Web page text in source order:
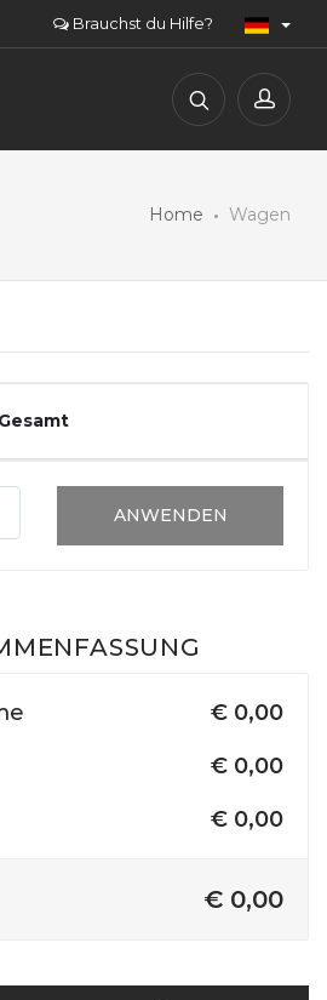
Brauchst du Hilfe?
Home Wagen
Gesamt
ANWENDEN
€ 0,00
€ 0,00
€ 0,00
€ 0,00